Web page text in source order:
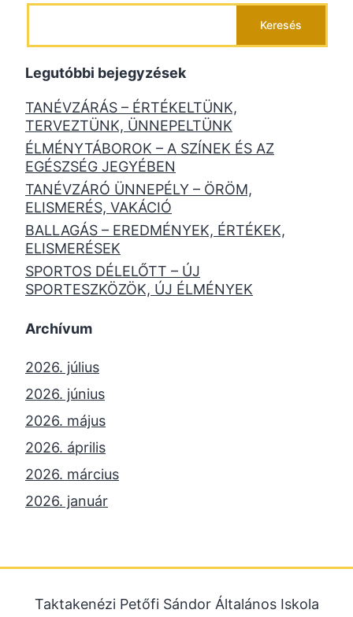
Keresés
Legutóbbi bejegyzések
TANÉVZÁRÁS – ÉRTÉKELTÜNK,
TERVEZTÜNK, ÜNNEPELTÜNK
ÉLMÉNYTÁBOROK – A SZÍNEK ÉS AZ
EGÉSZSÉG JEGYÉBEN
TANÉVZÁRÓ ÜNNEPÉLY – ÖRÖM,
ELISMERÉS, VAKÁCIÓ
BALLAGÁS – EREDMÉNYEK, ÉRTÉKEK,
ELISMERÉSEK
SPORTOS DÉLELŐTT – ÚJ
SPORTESZKÖZÖK, ÚJ ÉLMÉNYEK
Archívum
2026. július
2026. június
2026. május
2026. április
2026. március
2026. január
2025. július
Taktakenézi Petőfi Sándor Általános Iskola